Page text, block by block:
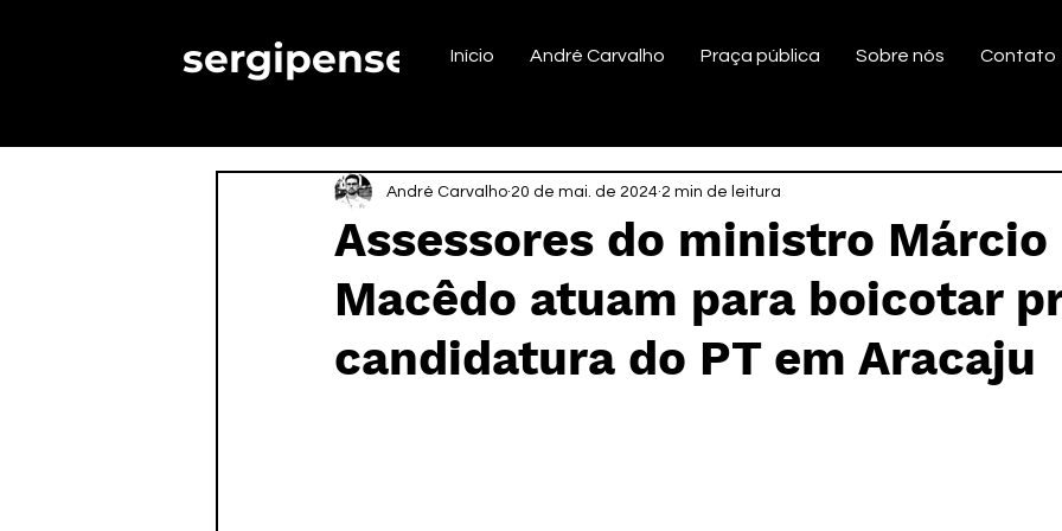
sergipense. Início André Carvalho Praça pública Sobre nós Contato
Assessores do ministro Márcio
Macêdo atuam para boicotar
candidatura do PT em Aracaju
André Carvalho 20 de mai. de 2024 2 min de leitura